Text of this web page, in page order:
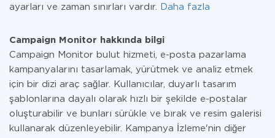
ayarları ve zaman sınırları vardır.
Daha fazla
Campaign Monitor hakkında bilgi
Campaign Monitor bulut hizmeti, e-posta pazarlama
kampanyalarını tasarlamak, yürütmek ve analiz etmek
için bir dizi araç sağlar. Kullanıcılar, duyarlı tasarım
şablonlarına dayalı olarak hızlı bir şekilde e-postalar
oluşturabilir ve bunları sürükle ve bırak ve resim galerisi
kullanarak düzenleyebilir. Kampanya İzleme'nin diğer